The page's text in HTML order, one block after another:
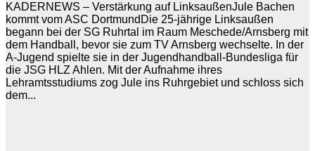
KADERNEWS – Verstärkung auf LinksaußenJule Bachen
kommt vom ASC DortmundDie 25-jährige Linksaußen
begann bei der SG Ruhrtal im Raum Meschede/Arnsberg mit
dem Handball, bevor sie zum TV Arnsberg wechselte. In der
A-Jugend spielte sie in der Jugendhandball-Bundesliga für
die JSG HLZ Ahlen. Mit der Aufnahme ihres
Lehramtsstudiums zog Jule ins Ruhrgebiet und schloss sich
dem...